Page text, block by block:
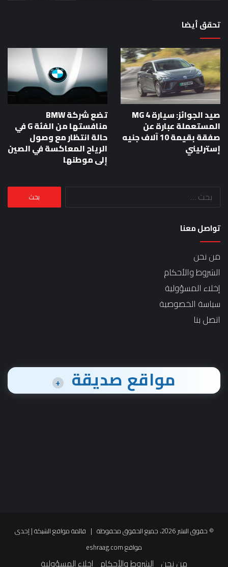
تحقق أيضا
صيد الجوائز: سيارة MG 4
المستعملة عبارة عن
صفقة بقيمة 10 آلاف جنيه
إسترليني
تضع شركة BMW
منافستها من الفئة G في
حالة انتظار مع وصول
الرياح المعاكسة في الصين
إلى موطنها
البحث
تواصل معنا
من نحن
الشروط والأحكام
إخلاء المسؤولية
سياسة الخصوصية
اتصل بنا
مواقع صديقة +
© حقوق النشر 2026، جميع الحقوق محفوظة | قائمة مواقع الشبكة| إحدى
مواقعeshraag.com
من نحن الشروط والأحكام إخلاء المسؤولية